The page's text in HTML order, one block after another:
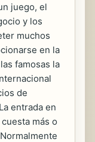
juego, el
y los
muchos
en la
famosas la
de
entrada en
más o